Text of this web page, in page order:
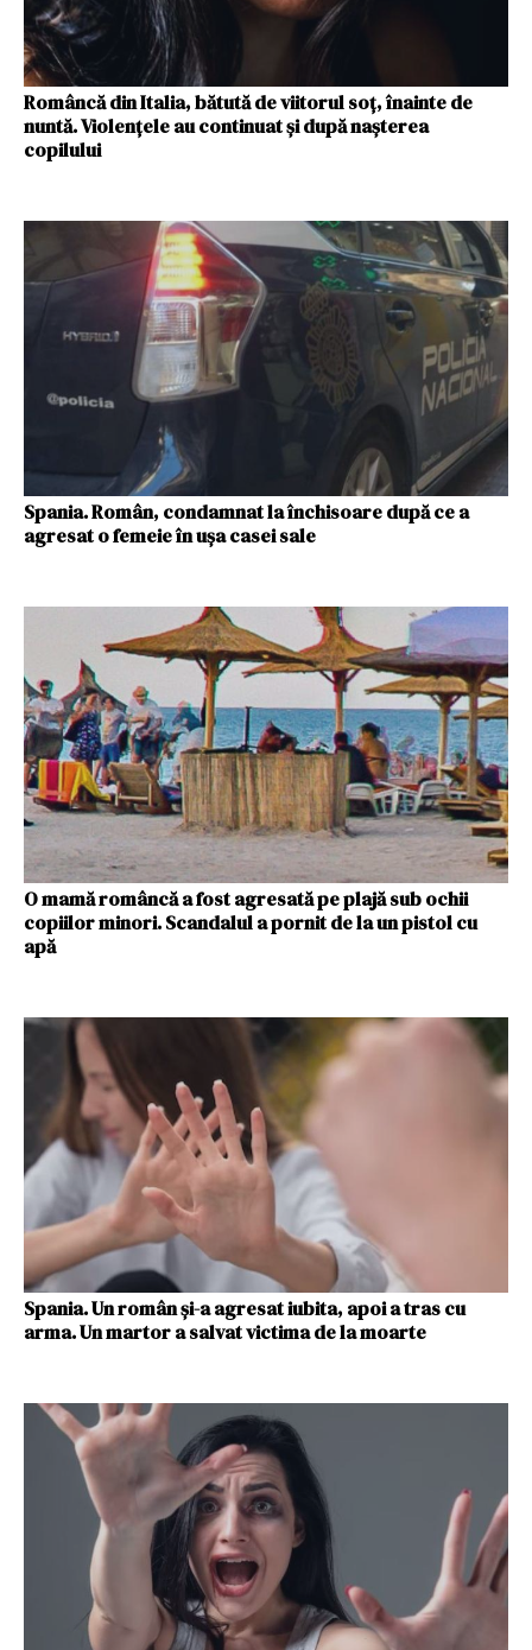
Româncă din Italia, bătută de viitorul soț, înainte de
nuntă. Violențele au continuat și după nașterea
copilului
Spania. Român, condamnat la închisoare după ce a
agresat o femeie în ușa casei sale
O mamă româncă a fost agresată pe plajă sub ochii
copiilor minori. Scandalul a pornit de la un pistol cu
apă
Spania. Un român și-a agresat iubita, apoi a tras cu
arma. Un martor a salvat victima de la moarte